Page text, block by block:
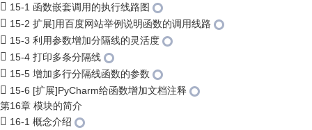
15-1 函数嵌套调用的执行线路图
15-2 扩展]用百度网站举例说明函数的调用线路
15-3 利用参数增加分隔线的灵活度
15-4 打印多条分隔线
15-5 增加多行分隔线函数的参数
15-6 [扩展]PyCharm给函数增加文档注释
第16章 模块的简介
16-1 概念介绍